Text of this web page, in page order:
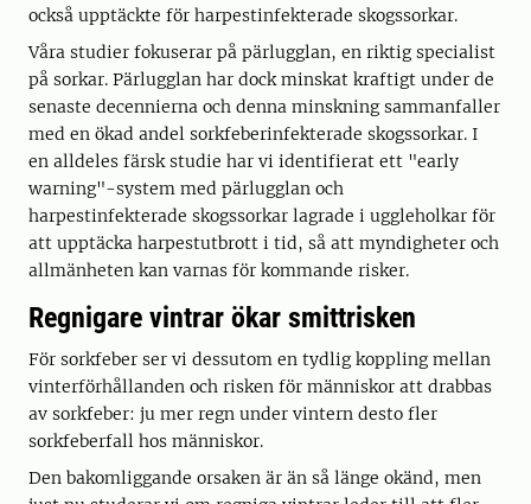
också upptäckte för harpestinfekterade skogssorkar.
Våra studier fokuserar på pärlugglan, en riktig specialist
på sorkar. Pärlugglan har dock minskat kraftigt under de
senaste decennierna och denna minskning sammanfaller
med en ökad andel sorkfeberinfekterade skogssorkar. I
en alldeles färsk studie har vi identifierat ett "early
warning"-system med pärlugglan och
harpestinfekterade skogssorkar lagrade i uggleholkar för
att upptäcka harpestutbrott i tid, så att myndigheter och
allmänheten kan varnas för kommande risker.
Regnigare vintrar ökar smittrisken
För sorkfeber ser vi dessutom en tydlig koppling mellan
vinterförhållanden och risken för människor att drabbas
av sorkfeber: ju mer regn under vintern desto fler
sorkfeberfall hos människor.
Den bakomliggande orsaken är än så länge okänd, men